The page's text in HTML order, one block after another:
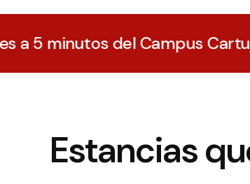
Campus Cartuja de la
Estancias